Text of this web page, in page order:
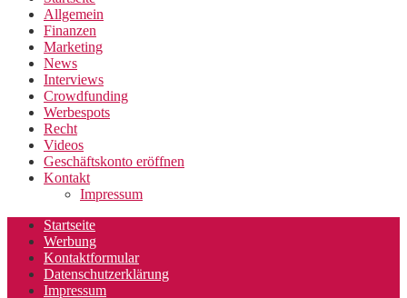
Allgemein
Finanzen
Marketing
News
Interviews
Crowdfunding
Werbespots
Recht
Videos
Geschäftskonto eröffnen
Kontakt
Impressum
Startseite
Werbung
Kontaktformular
Datenschutzerklärung
Impressum